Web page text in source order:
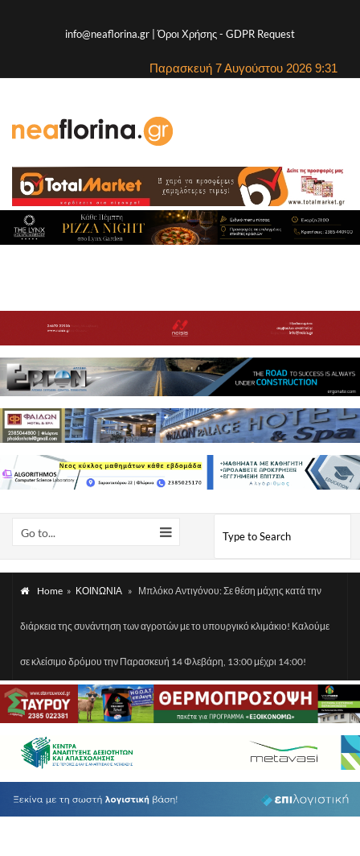
info@neaflorina.gr |Όροι Χρήσης- GDPR Request
Παρασκευή 7 Αυγούστου 2026 9:31
Go to...
Home » ΚΟΙΝΩΝΙΑ » Μπλόκο Αντιγόνου: Σε θέση μάχης κατά την
διάρκεια της συνάντηση των αγροτών με το υπουργικό κλιμάκιο! Καλούμε
σε κλείσιμο δρόμου την Παρασκευή 14 Φλεβάρη, 13:00 μέχρι 14:00!